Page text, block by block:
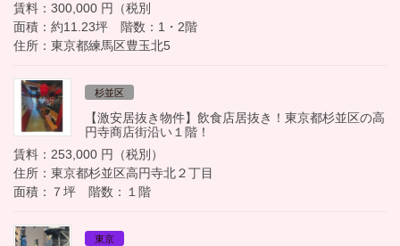
賃料：300,000 円（税別
面積：約11.23坪 階数：1・2階
住所：東京都練馬区豊玉北5
杉並区
【激安居抜き物件】飲食店居抜き！東京都杉並区の高
円寺商店街沿い１階！
賃料：253,000 円（税別）
住所：東京都杉並区高円寺北２丁目
面積：７坪 階数：１階
東京